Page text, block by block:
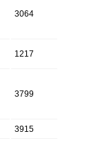
3064
1217
3799
3915